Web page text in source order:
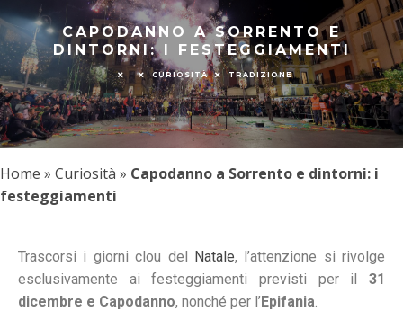
CAPODANNO A SORRENTO E
DINTORNI: I FESTEGGIAMENTI
CURIOSITÀ TRADIZIONE
Home » Curiosità » Capodanno a Sorrento e dintorni: i
festeggiamenti
Trascorsi i giorni clou del Natale, l’attenzione si rivolge
esclusivamente ai festeggiamenti previsti per il 31
dicembre e Capodanno, nonché per l’Epifania.